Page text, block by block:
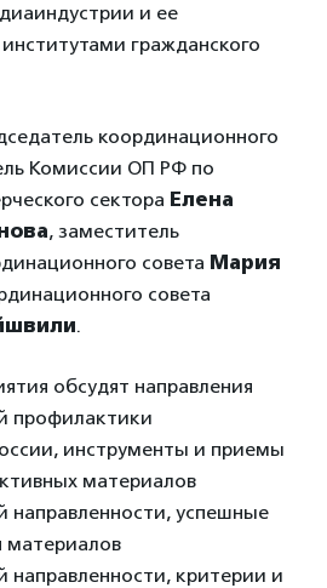
и ее
гражданского
координационного
Комиссии ОП РФ по
сектора Елена
, заместитель
совета Мария
совета
.
обсудят направления
профилактики
инструменты и приемы
материалов
направленности, успешные
материалов
направленности, критерии и